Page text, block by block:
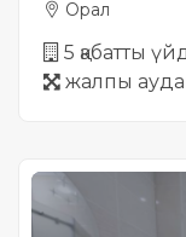
Орал
5 қабатты
жалпы